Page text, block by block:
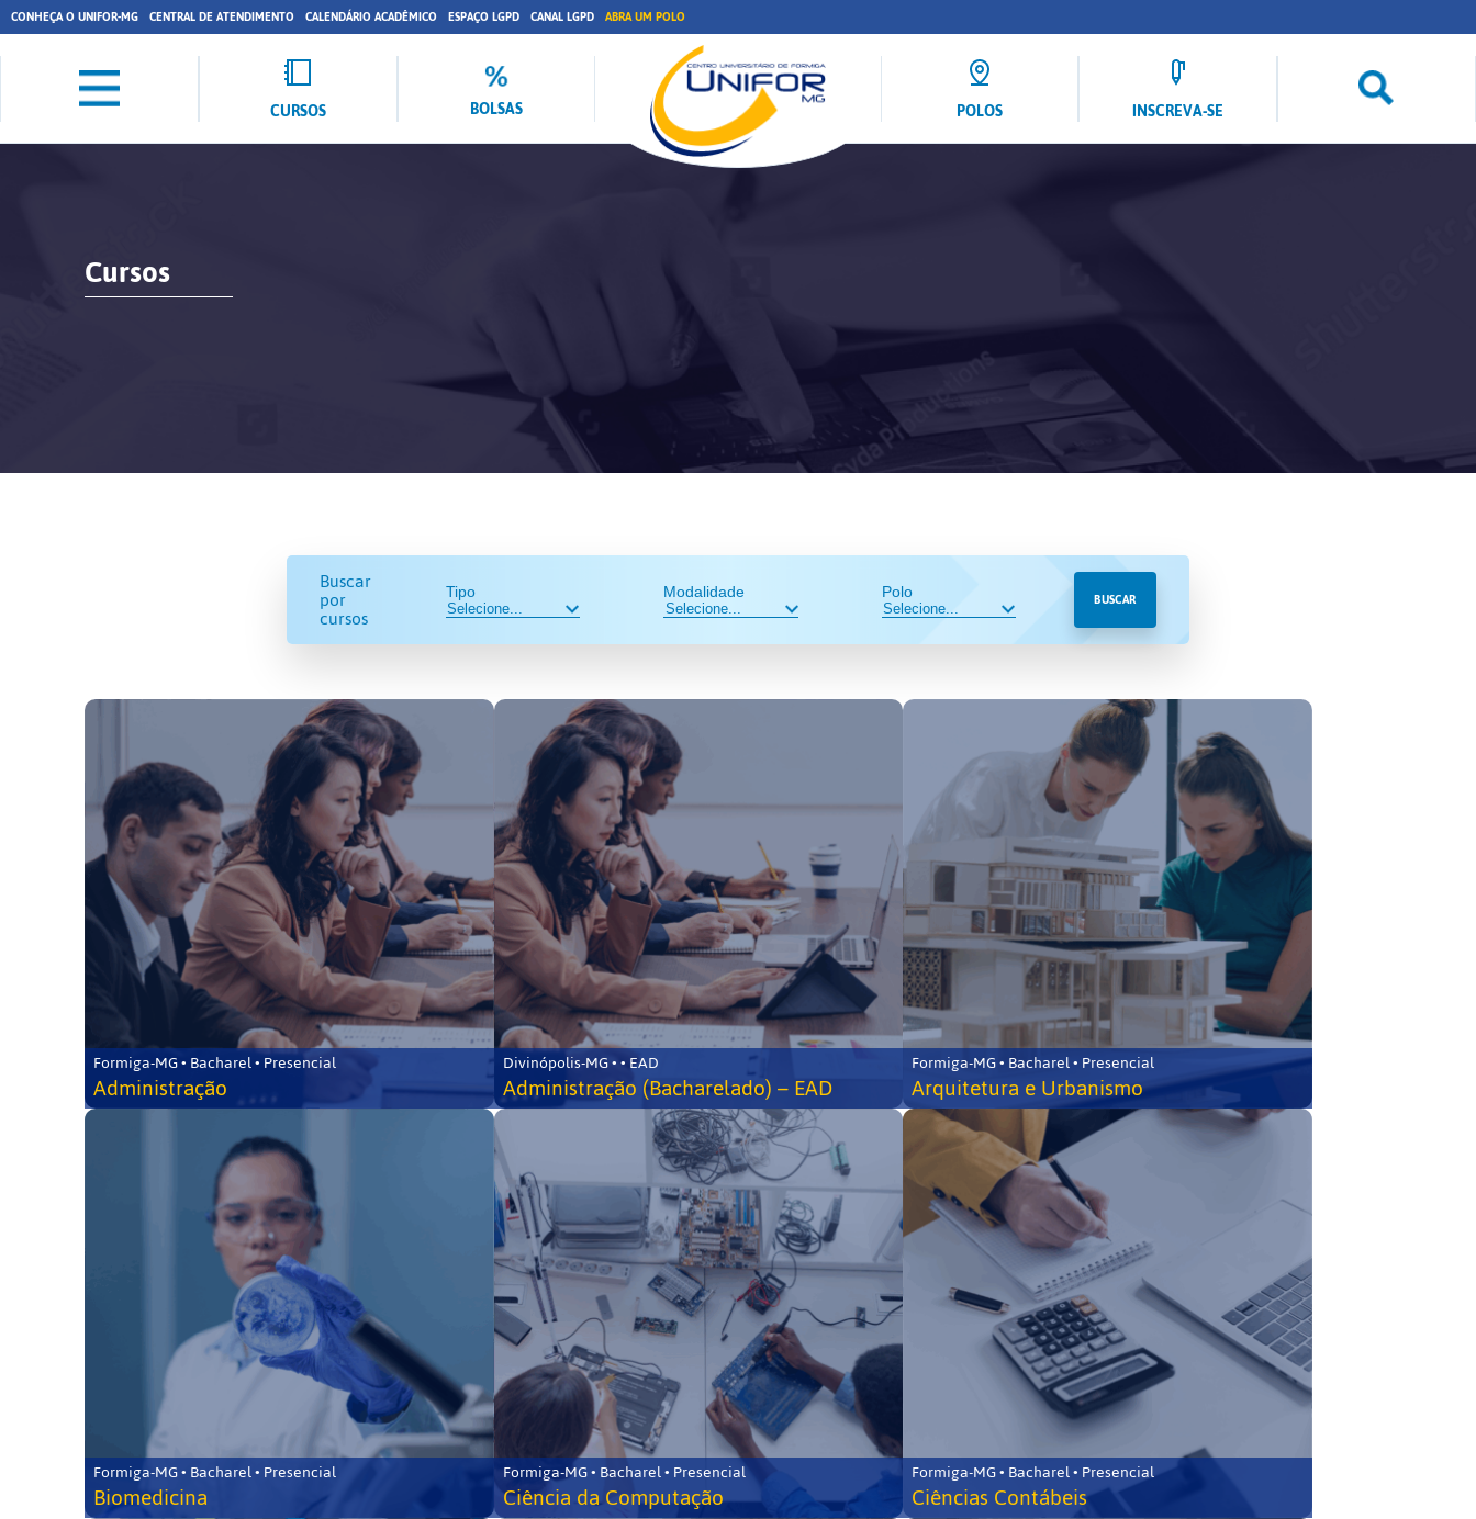
CONHEÇA O UNIFOR-MG CENTRAL DE ATENDIMENTO CALENDÁRIO ACADÊMICO ESPAÇO LGPD CANAL LGPD ABRA UM POLO
CURSOS BOLSAS POLOS INSCREVA-SE
Cursos
Buscar
por
cursos
Tipo Modalidade Polo BUSCAR
Formiga-MG • Bacharel • Presencial
Administração
Divinópolis-MG • • EAD
Administração (Bacharelado) – EAD
Formiga-MG • Bacharel • Presencial
Arquitetura e Urbanismo
Formiga-MG • Bacharel • Presencial
Biomedicina
Formiga-MG • Bacharel • Presencial
Ciência da Computação
Formiga-MG • Bacharel • Presencial
Ciências Contábeis